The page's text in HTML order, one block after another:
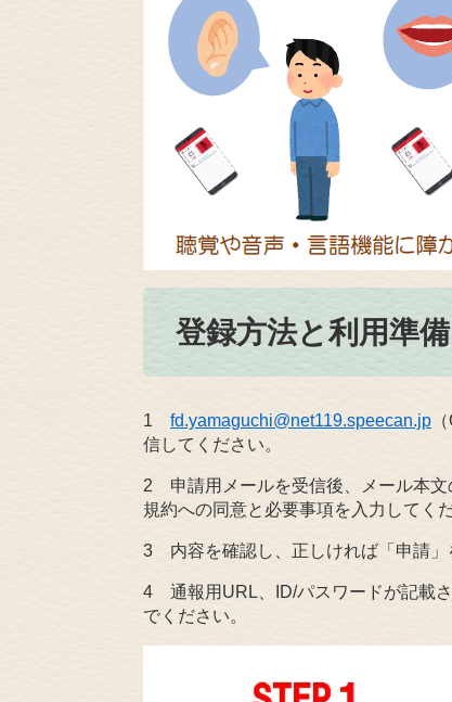
登録方法と利用準備
1 fd.yamaguchi@net119.speecan.jp
信してください。
2 申請用メールを受信後、メール本文
規約への同意と必要事項を入力してくだ
3 内容を確認し、正しければ「申請」
4 通報用URL、ID/パスワードが記載
でください。